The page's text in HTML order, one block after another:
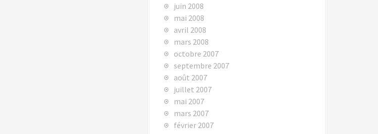
juin 2008
mai 2008
avril 2008
mars 2008
octobre 2007
septembre 2007
août 2007
juillet 2007
mai 2007
mars 2007
février 2007